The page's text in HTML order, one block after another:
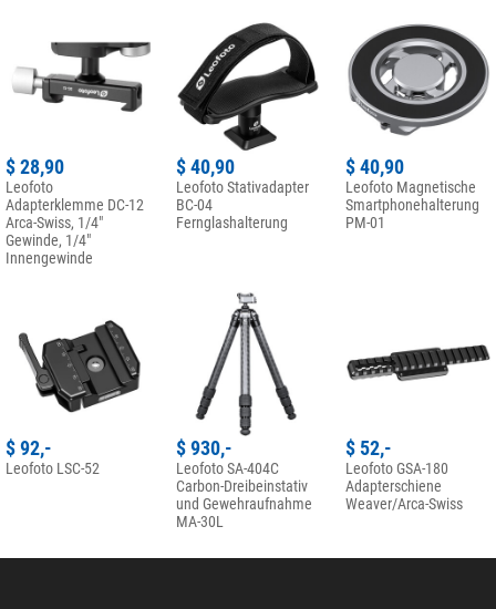
$ 28,90
Leofoto
Adapterklemme DC-12
Arca-Swiss, 1/4"
Gewinde, 1/4"
Innengewinde
$ 40,90
Leofoto Stativadapter
BC-04
Fernglashalterung
$ 40,90
Leofoto Magnetische
Smartphonehalterung
PM-01
$ 92,-
Leofoto LSC-52
$ 930,-
Leofoto SA-404C
Carbon-Dreibeinstativ
und Gewehraufnahme
MA-30L
$ 52,-
Leofoto GSA-180
Adapterschiene
Weaver/Arca-Swiss